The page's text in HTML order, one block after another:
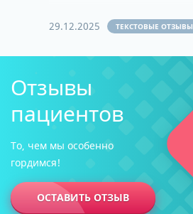
29.12.2025 ТЕКСТОВЫЕ ОТЗЫВЫ
Отзывы
пациентов
То, чем мы особенно
гордимся!
ОСТАВИТЬ ОТЗЫВ